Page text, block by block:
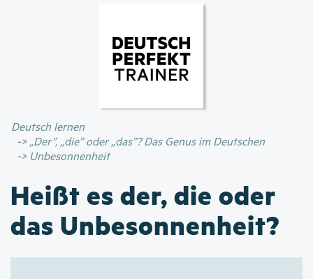
Inhalt
Deutsch lernen
„Der”, „die” oder „das”? Das Genus im Deutschen
Unbesonnenheit
Heißt es der, die oder
das Unbesonnenheit?